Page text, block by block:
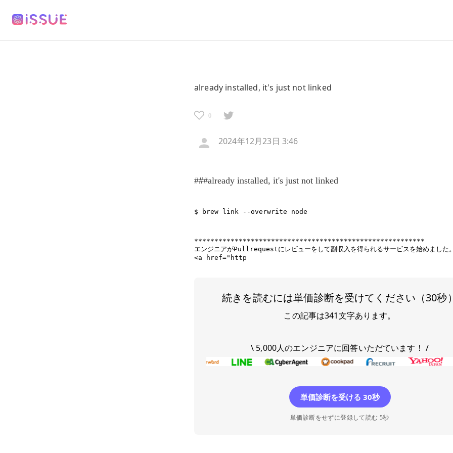
already installed, it's just not linked
0
2024年12月23日 3:46
###already installed, it's just not linked
*********************************************************
エンジニアがPullrequestにレビューをして副収入を得られるサービスを始めました
続きを読むには単価診断を受けてください（30秒
この記事は341文字あります。
\ 5,000人のエンジニアに回答いただています！ /
単価診断を受ける 30秒
単価診断をせずに登録して読む 5秒